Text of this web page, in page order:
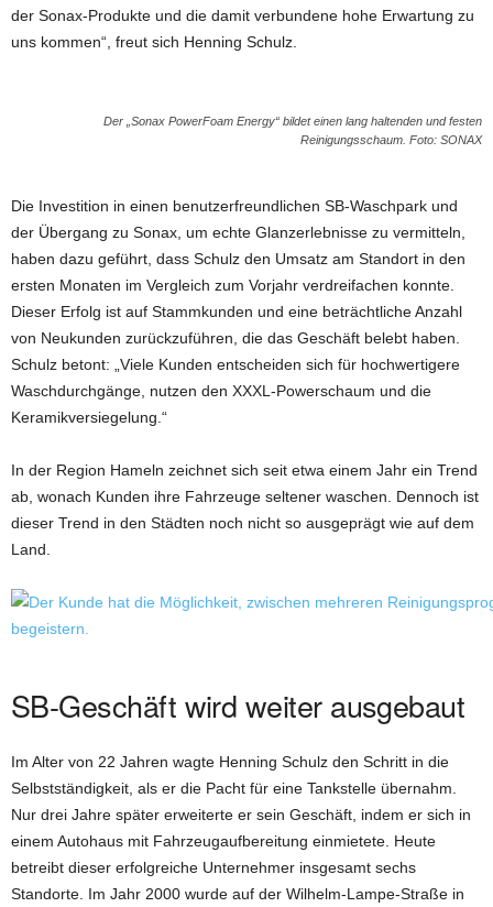
der Sonax-Produkte und die damit verbundene hohe Erwartung zu
uns kommen“, freut sich Henning Schulz.
Der „Sonax PowerFoam Energy“ bildet einen lang haltenden und festen
Reinigungsschaum. Foto: SONAX
Die Investition in einen benutzerfreundlichen SB-Waschpark und
der Übergang zu Sonax, um echte Glanzerlebnisse zu vermitteln,
haben dazu geführt, dass Schulz den Umsatz am Standort in den
ersten Monaten im Vergleich zum Vorjahr verdreifachen konnte.
Dieser Erfolg ist auf Stammkunden und eine beträchtliche Anzahl
von Neukunden zurückzuführen, die das Geschäft belebt haben.
Schulz betont: „Viele Kunden entscheiden sich für hochwertigere
Waschdurchgänge, nutzen den XXXL-Powerschaum und die
Keramikversiegelung.“
In der Region Hameln zeichnet sich seit etwa einem Jahr ein Trend
ab, wonach Kunden ihre Fahrzeuge seltener waschen. Dennoch ist
dieser Trend in den Städten noch nicht so ausgeprägt wie auf dem
Land.
SB-Geschäft wird weiter ausgebaut
Im Alter von 22 Jahren wagte Henning Schulz den Schritt in die
Selbstständigkeit, als er die Pacht für eine Tankstelle übernahm.
Nur drei Jahre später erweiterte er sein Geschäft, indem er sich in
einem Autohaus mit Fahrzeugaufbereitung einmietete. Heute
betreibt dieser erfolgreiche Unternehmer insgesamt sechs
Standorte. Im Jahr 2000 wurde auf der Wilhelm-Lampe-Straße in